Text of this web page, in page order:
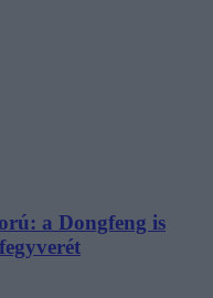
a Dongfeng is